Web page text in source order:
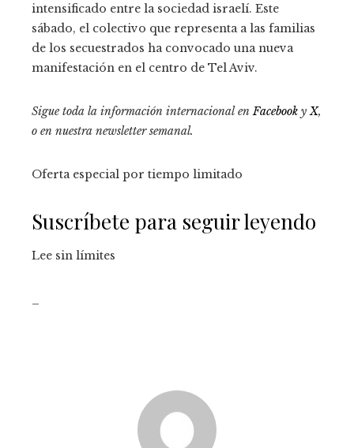
intensificado entre la sociedad israelí. Este
sábado, el colectivo que representa a las familias
de los secuestrados ha convocado una nueva
manifestación en el centro de Tel Aviv.
Sigue toda la información internacional enFacebook yX,
o en nuestra newsletter semanal.
Oferta especial por tiempo limitado
Suscríbete para seguir leyendo
Lee sin límites